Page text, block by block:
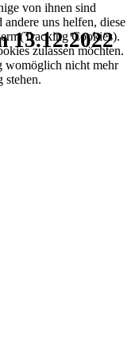
13.12.2022
von ihnen sind
uns helfen, diese
(Tracking Cookies).
zulassen möchten.
womöglich nicht mehr
stehen.